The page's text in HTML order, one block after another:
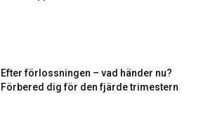
Efter förlossningen – vad händer nu?
Förbered dig för den fjärde trimestern